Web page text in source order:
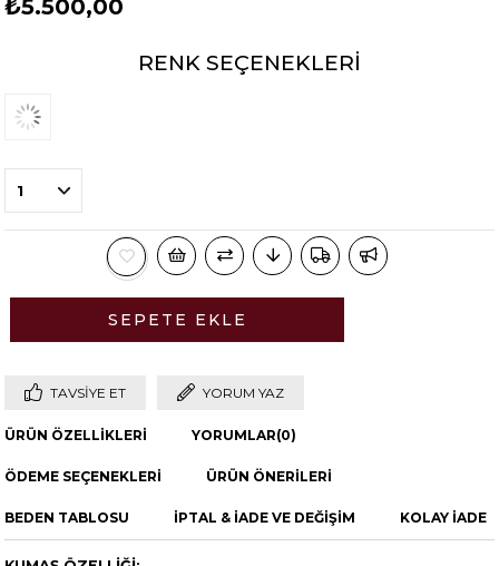
₺5.500,00
RENK SEÇENEKLERI
TAVSIYE ET YORUM YAZ
ÜRÜN ÖZELLIKLERI YORUMLAR(0)
ÖDEME SEÇENEKLERI ÜRÜN ÖNERILERI
BEDEN TABLOSU İPTAL & İADE VE DEĞİŞİM KOLAY İADE